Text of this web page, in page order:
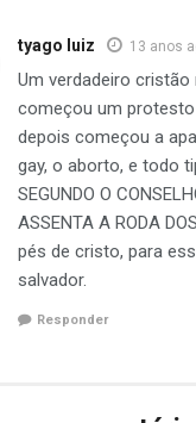
tyago luiz 13 anos
Um verdadeiro
começou um
depois começou a
gay, o aborto, e todo
SEGUNDO O
ASSENTA A RODA
pés de cristo, para
salvador.
Responder